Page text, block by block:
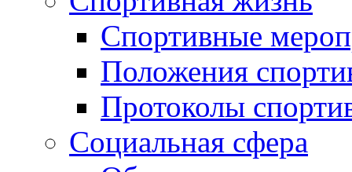
Спортивные
Положения
Протоколы
Социальная сфера